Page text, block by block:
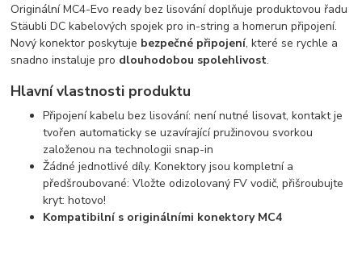
Originální MC4-Evo ready bez lisování doplňuje produktovou řadu
Stäubli DC kabelových spojek pro in-string a homerun připojení.
Nový konektor poskytuje bezpečné připojení, které se rychle a
snadno instaluje pro dlouhodobou spolehlivost.
Hlavní vlastnosti produktu
Připojení kabelu bez lisování: není nutné lisovat, kontakt je
tvořen automaticky se uzavírající pružinovou svorkou
založenou na technologii snap-in
Žádné jednotlivé díly. Konektory jsou kompletní a
předšroubované: Vložte odizolovaný FV vodič, přišroubujte
kryt: hotovo!
Kompatibilní s originálními konektory MC4